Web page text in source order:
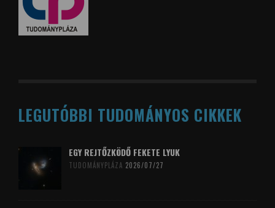
LEGUTÓBBI TUDOMÁNYOS CIKKEK
EGY REJTŐZKÖDŐ FEKETE LYUK
TUDOMÁNYPLÁZA 2026/07/27